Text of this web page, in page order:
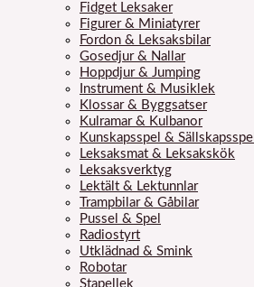
Fidget Leksaker
Figurer & Miniatyrer
Fordon & Leksaksbilar
Gosedjur & Nallar
Hoppdjur & Jumping
Instrument & Musiklek
Klossar & Byggsatser
Kulramar & Kulbanor
Kunskapsspel & Sällskapsspel
Leksaksmat & Leksakskök
Leksaksverktyg
Lektält & Lektunnlar
Trampbilar & Gåbilar
Pussel & Spel
Radiostyrt
Utklädnad & Smink
Robotar
Stapellek